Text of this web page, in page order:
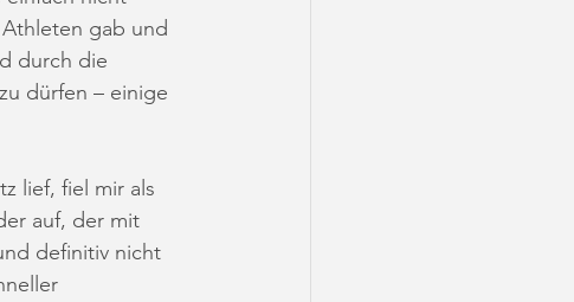
gab und
durch die
dürfen – einige
lief, fiel mir als
auf, der mit
definitiv nicht